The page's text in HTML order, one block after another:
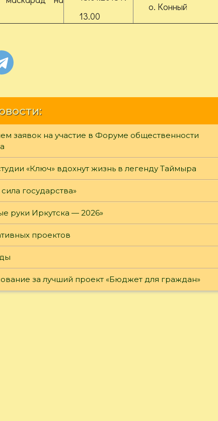
13.00
о. Конный
заявок на участие в Форуме общественности
«Ключ» вдохнут жизнь в легенду Таймыра
государства»
руки Иркутска — 2026»
проектов
за лучший проект «Бюджет для граждан»